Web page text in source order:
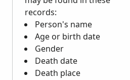
records:
Person's name
Age or birth date
Gender
Death date
Death place